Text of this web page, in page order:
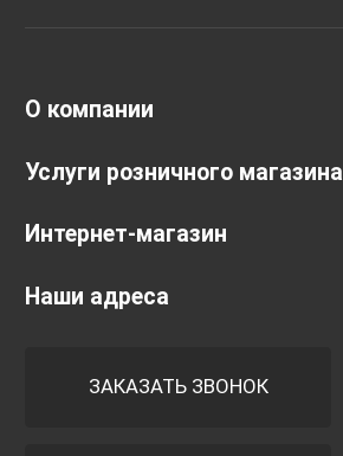
О компании
Услуги розничного магазина
Интернет-магазин
Наши адреса
ЗАКАЗАТЬ ЗВОНОК